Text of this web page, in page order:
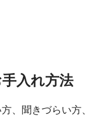
入れ方法
、聞きづらい